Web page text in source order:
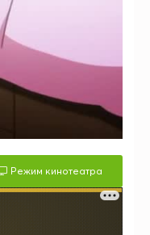
Режим кинотеатра